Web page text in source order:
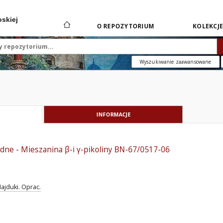
O REPOZYTORIUM KOLEKCJE
Wyszukiwanie zaawansowane
INFORMACJE
- Mieszanina β-i γ-pikoliny BN-67/0517-06
Oprac.